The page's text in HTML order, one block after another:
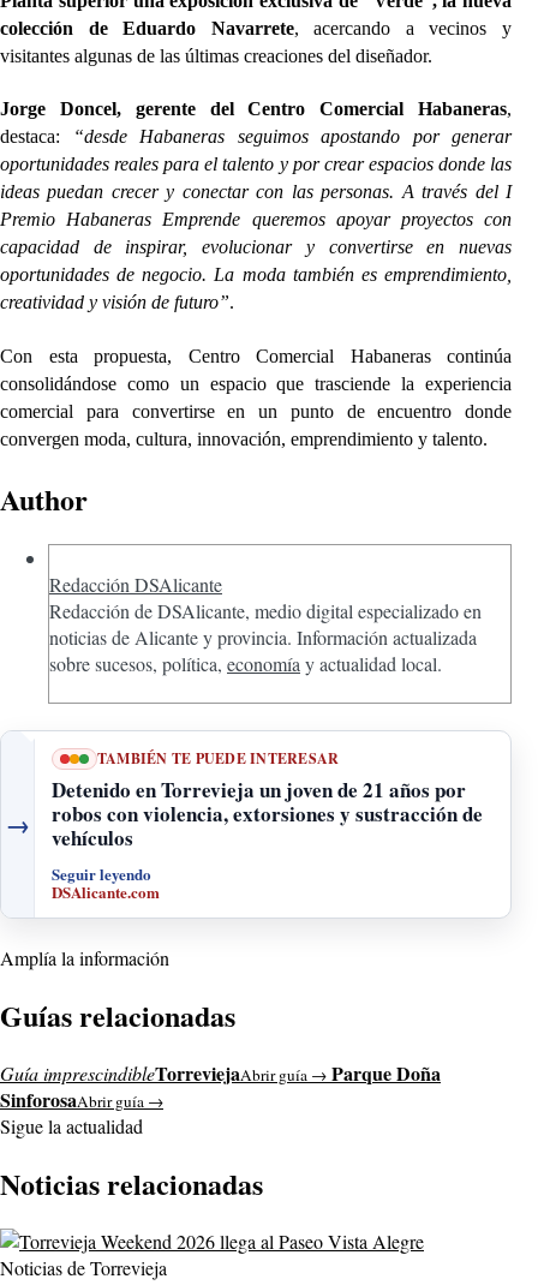
colección de Eduardo Navarrete, acercando a vecinos y
visitantes algunas de las últimas creaciones del diseñador.
Jorge Doncel, gerente del Centro Comercial Habaneras,
destaca:
“desde Habaneras seguimos apostando por generar
oportunidades reales para el talento y por crear espacios donde las
ideas puedan crecer y conectar con las personas. A través del I
Premio Habaneras Emprende queremos apoyar proyectos con
capacidad de inspirar, evolucionar y convertirse en nuevas
oportunidades de negocio. La moda también es emprendimiento,
creatividad y visión de futuro”.
Con esta propuesta, Centro Comercial Habaneras continúa
consolidándose como un espacio que trasciende la experiencia
comercial para convertirse en un punto de encuentro donde
convergen moda, cultura, innovación, emprendimiento y talento.
Author
Redacción DSAlicante
Redacción de DSAlicante, medio digital especializado en
noticias de Alicante y provincia. Información actualizada
sobre sucesos, política, economía y actualidad local.
→
TAMBIÉN TE PUEDE INTERESAR
Detenido en Torrevieja un joven de 21 años por
robos con violencia, extorsiones y sustracción de
vehículos
Seguir leyendo
DSAlicante.com
Amplía la información
Guías relacionadas
Guía imprescindibleTorreviejaAbrir guía → Parque Doña
SinforosaAbrir guía →
Sigue la actualidad
Noticias relacionadas
Noticias de Torrevieja